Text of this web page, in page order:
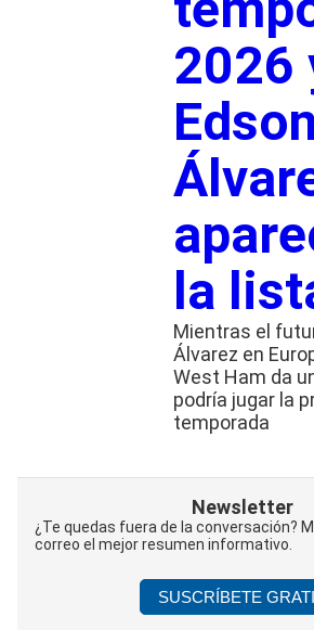
2026
Edson
la
Mientras el
Álvarez en
West Ham da
podría jugar la
temporada
Newsletter
¿Te quedas fuera de la conversación?
correo el mejor resumen informativo.
SUSCRÍBETE